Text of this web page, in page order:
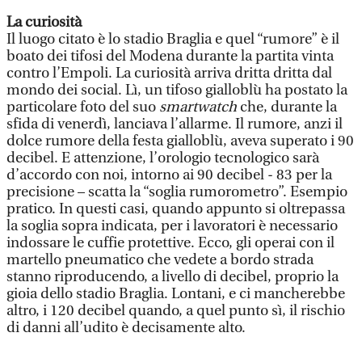
La curiosità
Il luogo citato è lo stadio Braglia e quel “rumore” è il
boato dei tifosi del Modena durante la partita vinta
contro l’Empoli. La curiosità arriva dritta dritta dal
mondo dei social. Lì, un tifoso gialloblù ha postato la
particolare foto del suo smartwatch che, durante la
sfida di venerdì, lanciava l’allarme. Il rumore, anzi il
dolce rumore della festa gialloblù, aveva superato i 90
decibel. E attenzione, l’orologio tecnologico sarà
d’accordo con noi, intorno ai 90 decibel - 83 per la
precisione – scatta la “soglia rumorometro”. Esempio
pratico. In questi casi, quando appunto si oltrepassa
la soglia sopra indicata, per i lavoratori è necessario
indossare le cuffie protettive. Ecco, gli operai con il
martello pneumatico che vedete a bordo strada
stanno riproducendo, a livello di decibel, proprio la
gioia dello stadio Braglia. Lontani, e ci mancherebbe
altro, i 120 decibel quando, a quel punto sì, il rischio
di danni all’udito è decisamente alto.